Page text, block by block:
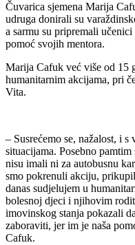
Čuvarica sjemena Marija
udruga donirali su
a sarmu su pripremali
pomoć svojih mentora.
Marija Cafuk već više od 15
humanitarnim akcijama, pri
Vita.
– Susrećemo se, nažalost, i
situacijama. Posebno
nisu imali ni za autobusnu
smo pokrenuli akciju,
danas sudjelujem u
bolesnoj djeci i njihovim
imovinskog stanja pokazali
zaboraviti, jer im je naša
Cafuk.